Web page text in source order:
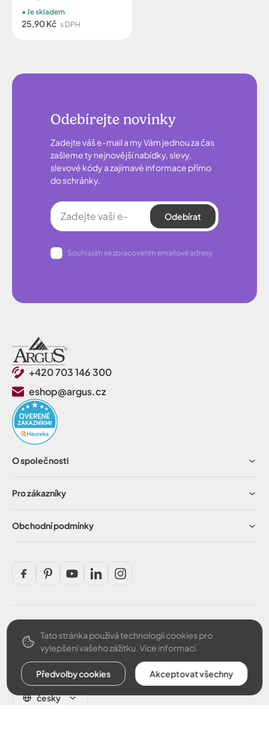
25,90 Kč s DPH
Je skladem
Odebírejte novinky
Zadejte váš e-mail a my Vám jednou za čas
zašleme ty nejnovější nabídky, slevy,
slevové kódy a zajímavé informace přímo
do schránky.
Odebírat
Souhlasím se zpracováním emailové adresy
+420 703 146 300
eshop@argus.cz
O společnosti
Pro zákazníky
Obchodní podmínky
česky
Bezpečná platba
Tato stránka používá technologii cookies pro
vylepšení vašeho zážitku.Více informací
Předvolby cookies Akceptovat všechny